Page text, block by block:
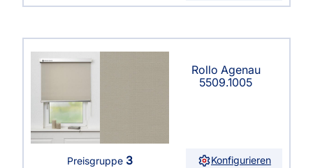
Rollo Agenau
5509.1005
Preisgruppe 3 Konfigurieren